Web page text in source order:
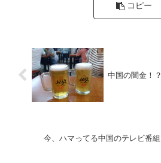
コピー
中国の闇金！？
今、ハマってる中国のテレビ番組